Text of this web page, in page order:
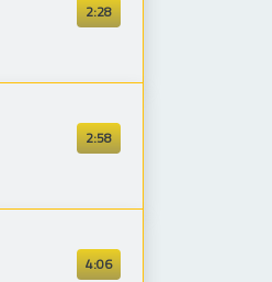
2:28
2:58
4:06